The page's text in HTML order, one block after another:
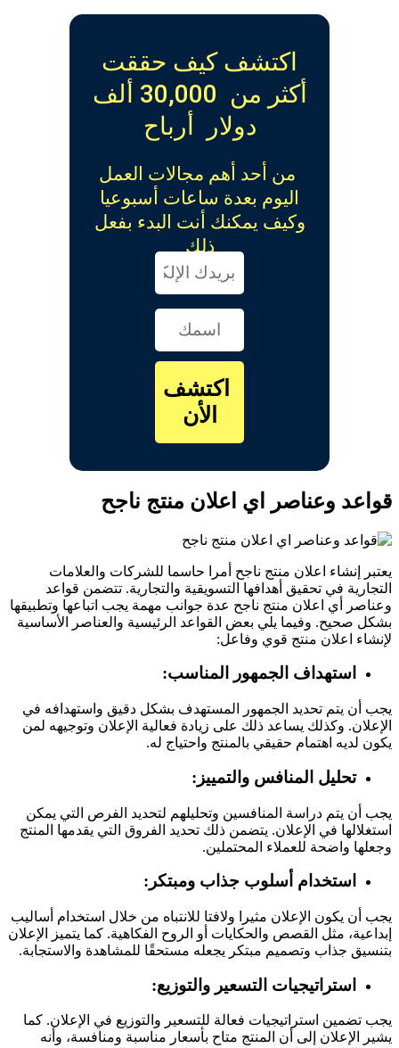
اكتشف كيف حققت
أكثر من 30,000 ألف
دولار أرباح
من أحد أهم مجالات العمل
اليوم بعدة ساعات أسبوعيا
وكيف يمكنك أنت البدء بفعل
ذلك
اكتشف
الأن
قواعد وعناصر اي اعلان منتج ناجح
يعتبر إنشاء اعلان منتج ناجح أمرا حاسما للشركات والعلامات
التجارية في تحقيق أهدافها التسويقية والتجارية. تتضمن قواعد
وعناصر أي اعلان منتج ناجح عدة جوانب مهمة يجب اتباعها وتطبيقها
بشكل صحيح. وفيما يلي بعض القواعد الرئيسية والعناصر الأساسية
لإنشاء اعلان منتج قوي وفاعل:
استهداف الجمهور المناسب:
يجب أن يتم تحديد الجمهور المستهدف بشكل دقيق واستهدافه في
الإعلان. وكذلك يساعد ذلك على زيادة فعالية الإعلان وتوجيهه لمن
يكون لديه اهتمام حقيقي بالمنتج واحتياج له.
تحليل المنافس والتمييز:
يجب أن يتم دراسة المنافسين وتحليلهم لتحديد الفرص التي يمكن
استغلالها في الإعلان. يتضمن ذلك تحديد الفروق التي يقدمها المنتج
وجعلها واضحة للعملاء المحتملين.
استخدام أسلوب جذاب ومبتكر:
يجب أن يكون الإعلان مثيرا ولافتا للانتباه من خلال استخدام أساليب
إبداعية، مثل القصص والحكايات أو الروح الفكاهية. كما يتميز الإعلان
بتنسيق جذاب وتصميم مبتكر يجعله مستحقًا للمشاهدة والاستجابة.
استراتيجيات التسعير والتوزيع:
يجب تضمين استراتيجيات فعالة للتسعير والتوزيع في الإعلان. كما
يشير الإعلان إلى أن المنتج متاح بأسعار مناسبة ومنافسة، وأنه